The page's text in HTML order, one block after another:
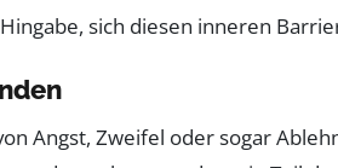
sich diesen inneren
Angst, Zweifel oder sogar